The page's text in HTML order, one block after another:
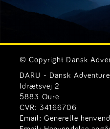
© Copyright Dansk
DARU - Dansk
Idrætsvej 2
5883 Oure
CVR: 34166706
Email: Generelle